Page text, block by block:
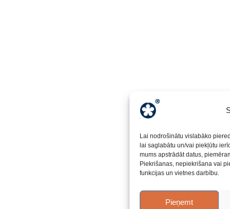
Lai nodrošinātu vislabāko
lai saglabātu un/vai piekļūtu
mums apstrādāt datus,
Piekrišanas, nepiekrišana vai
funkcijas un vietnes darbību.
Pieņemt